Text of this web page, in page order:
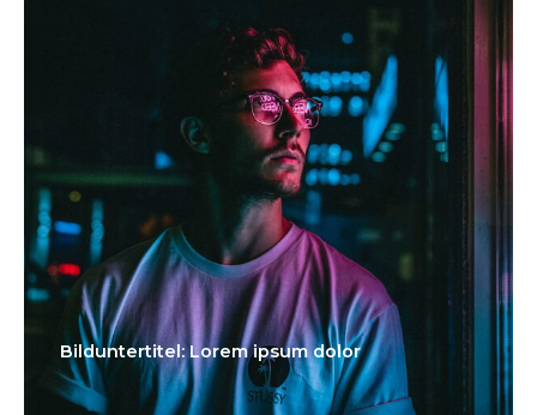
Bilduntertitel: Lorem ipsum dolor